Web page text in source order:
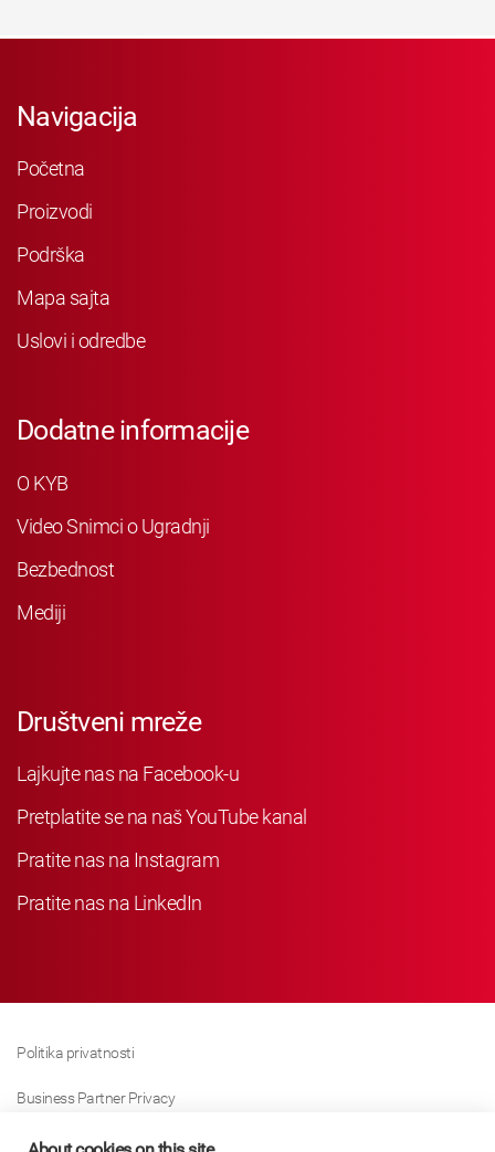
Navigacija
Početna
Proizvodi
Podrška
Mapa sajta
Uslovi i odredbe
Dodatne informacije
O KYB
Video Snimci o Ugradnji
Bezbednost
Mediji
Društveni mreže
Lajkujte nas na Facebook-u
Pretplatite se na naš YouTube kanal
Pratite nas na Instagram
Pratite nas na LinkedIn
Politika privatnosti
Business Partner Privacy
Politika Kolačića